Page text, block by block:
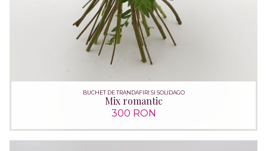
BUCHET DE TRANDAFIRI SI SOLIDAGO
Mix romantic
300 RON